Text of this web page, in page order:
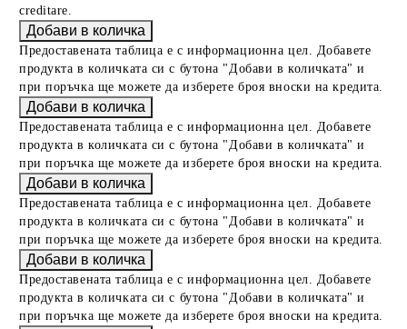
creditare.
Предоставената таблица е с информационна цел. Добавете
продукта в количката си с бутона "Добави в количката" и
при поръчка ще можете да изберете броя вноски на кредита.
Предоставената таблица е с информационна цел. Добавете
продукта в количката си с бутона "Добави в количката" и
при поръчка ще можете да изберете броя вноски на кредита.
Предоставената таблица е с информационна цел. Добавете
продукта в количката си с бутона "Добави в количката" и
при поръчка ще можете да изберете броя вноски на кредита.
Предоставената таблица е с информационна цел. Добавете
продукта в количката си с бутона "Добави в количката" и
при поръчка ще можете да изберете броя вноски на кредита.